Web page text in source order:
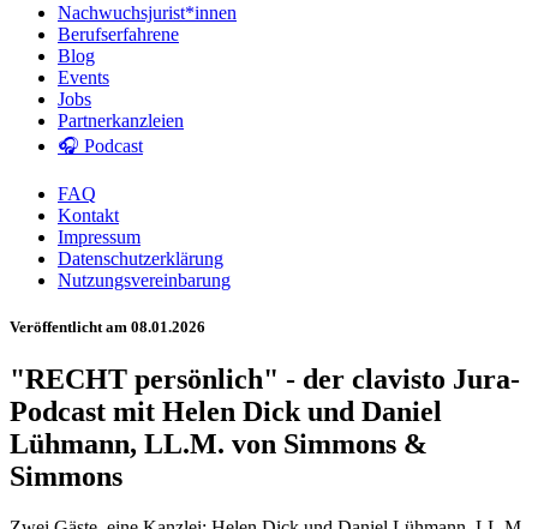
Nachwuchsjurist*innen
Berufserfahrene
Blog
Events
Jobs
Partnerkanzleien
🎧 Podcast
FAQ
Kontakt
Impressum
Datenschutzerklärung
Nutzungsvereinbarung
Veröffentlicht am 08.01.2026
"RECHT persönlich" - der clavisto Jura-
Podcast mit Helen Dick und Daniel
Lühmann, LL.M. von Simmons &
Simmons